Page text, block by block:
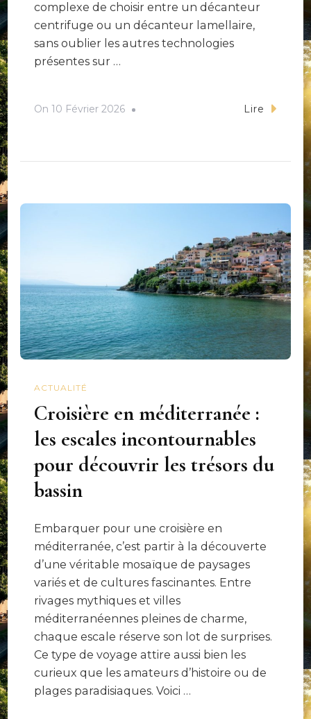
complexe de choisir entre un décanteur
centrifuge ou un décanteur lamellaire,
sans oublier les autres technologies
présentes sur …
On 10 Février 2026 Lire
ACTUALITÉ
Croisière en méditerranée :
les escales incontournables
pour découvrir les trésors du
bassin
Embarquer pour une croisière en
méditerranée, c’est partir à la découverte
d’une véritable mosaïque de paysages
variés et de cultures fascinantes. Entre
rivages mythiques et villes
méditerranéennes pleines de charme,
chaque escale réserve son lot de surprises.
Ce type de voyage attire aussi bien les
curieux que les amateurs d’histoire ou de
plages paradisiaques. Voici …